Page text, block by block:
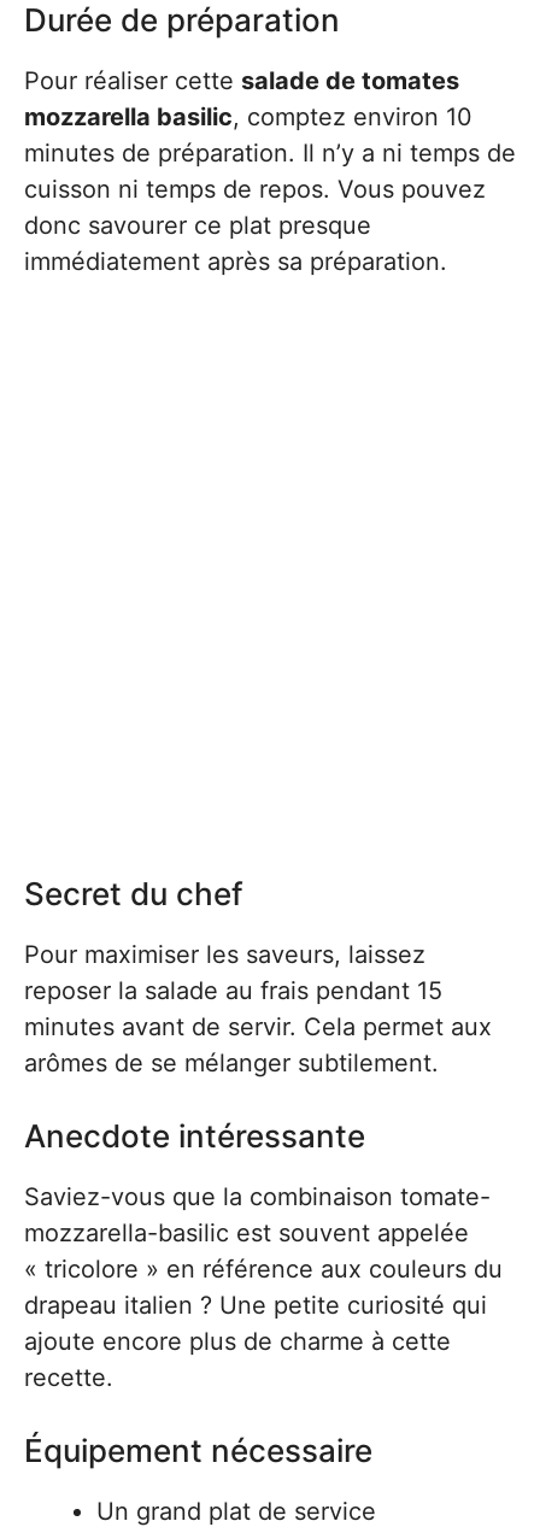
Durée de préparation
Pour réaliser cette salade de tomates
mozzarella basilic, comptez environ 10
minutes de préparation. Il n’y a ni temps de
cuisson ni temps de repos. Vous pouvez
donc savourer ce plat presque
immédiatement après sa préparation.
Secret du chef
Pour maximiser les saveurs, laissez
reposer la salade au frais pendant 15
minutes avant de servir. Cela permet aux
arômes de se mélanger subtilement.
Anecdote intéressante
Saviez-vous que la combinaison tomate-
mozzarella-basilic est souvent appelée
« tricolore » en référence aux couleurs du
drapeau italien ? Une petite curiosité qui
ajoute encore plus de charme à cette
recette.
Équipement nécessaire
Un grand plat de service